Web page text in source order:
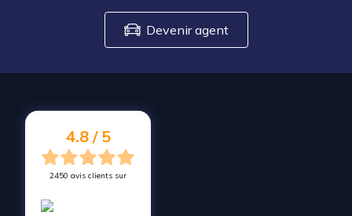
Devenir agent
4.8 / 5
2450 avis clients sur